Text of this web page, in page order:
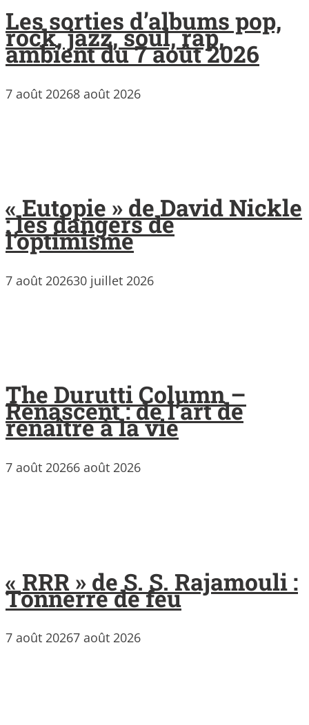
Les sorties d’albums pop,
rock, jazz, soul, rap,
ambient du 7 août 2026
7 août 20268 août 2026
« Eutopie » de David Nickle
: les dangers de
l’optimisme
7 août 202630 juillet 2026
The Durutti Column –
Renascent : de l’art de
renaître à la vie
7 août 20266 août 2026
« RRR » de S. S. Rajamouli :
Tonnerre de feu
7 août 20267 août 2026